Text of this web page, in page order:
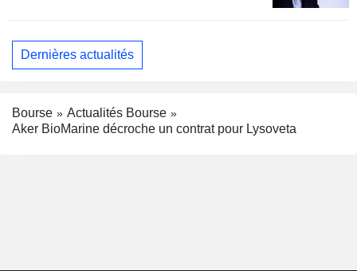
Dernières actualités
Bourse
Actualités Bourse
Aker BioMarine décroche un contrat pour Lysoveta